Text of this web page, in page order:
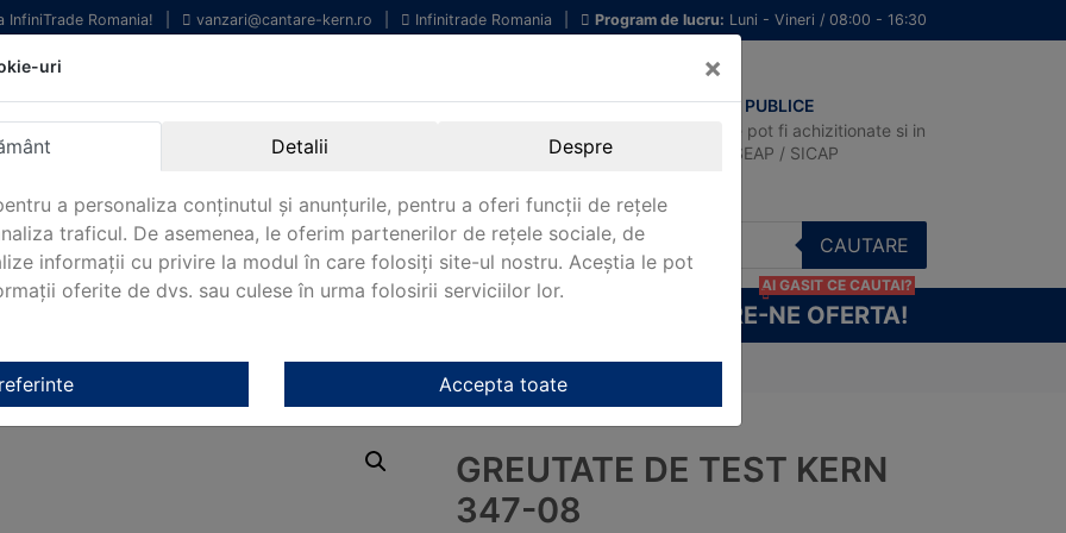
InfiniTrade Romania! vanzari@cantare-kern.ro Infinitrade Romania Program de lucru: Luni - Vineri / 08:00 - 16:30
profesionale
laborator.
Internationala.
Oriunde in Romania.
ACHIZITII PUBLICE
Produsele pot fi achizitionate si in
sistemul SEAP / SICAP
CAUTARE
CERE-NE OFERTA!
AI GASIT CE CAUTAI?
Kern/OIML M1 Kern/ Greutate de test KERN 347-08
GREUTATE DE TEST KERN
347-08
uri ×
Detalii Despre
a personaliza conținutul și anunțurile, pentru a oferi funcții de rețele
traficul. De asemenea, le oferim partenerilor de rețele sociale, de
informații cu privire la modul în care folosiți site-ul nostru. Aceștia le pot
oferite de dvs. sau culese în urma folosirii serviciilor lor.
Accepta toate